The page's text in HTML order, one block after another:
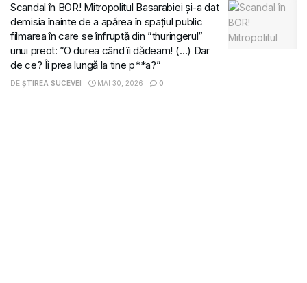
Scandal în BOR! Mitropolitul Basarabiei și-a dat
demisia înainte de a apărea în spațiul public
filmarea în care se înfruptă din ”thuringerul”
unui preot: ”O durea când îi dădeam! (…) Dar
de ce? Îi prea lungă la tine p**a?”
DE ȘTIREA SUCEVEI MAI 30, 2026 0